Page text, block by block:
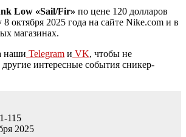
Low «Sail/Fir» по цене 120 долларов
октября 2025 года на сайте Nike.com и в
магазинах.
наши Telegram и VK, чтобы не
интересные события сникер-
115
2025